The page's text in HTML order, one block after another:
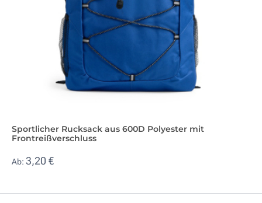
Sportlicher Rucksack aus 600D Polyester mit
Frontreißverschluss
Ab: 3,20 €